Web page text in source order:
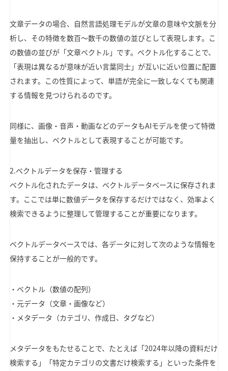
文章データの場合、自然言語処理モデルが文章の意味や文脈を分
析し、その特徴を数百〜数千の数値の並びとして表現します。こ
の数値の並びが「文章ベクトル」です。ベクトル化することで、
「表現は異なるが意味が近い言葉同士」が互いに近い位置に配置
されます。この性質によって、単語が完全に一致しなくても関連
する情報を見つけられるのです。
同様に、画像・音声・動画などのデータもAIモデルを使って特徴
量を抽出し、ベクトルとして表現することが可能です。
2.ベクトルデータを保存・管理する
ベクトル化されたデータは、ベクトルデータベースに保存されま
す。ここでは単に数値データを保存するだけではなく、効率よく
検索できるように整理して管理することが重要になります。
ベクトルデータベースでは、各データに対して次のような情報を
保持することが一般的です。
・ベクトル（数値の配列）
・元データ（文章・画像など）
・メタデータ（カテゴリ、作成日、タグなど）
メタデータをもたせることで、たとえば「2024年以降の資料だけ
検索する」「特定カテゴリの文書だけ検索する」といった条件を